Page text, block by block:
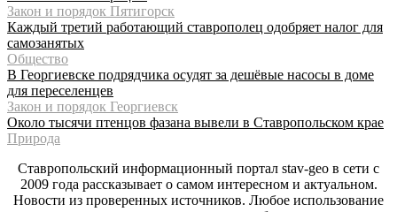
Закон и порядок Пятигорск
Каждый третий работающий ставрополец одобряет налог для
самозанятых
Общество
В Георгиевске подрядчика осудят за дешёвые насосы в доме
для переселенцев
Закон и порядок Георгиевск
Около тысячи птенцов фазана вывели в Ставропольском крае
Природа
Ставропольский информационный портал stav-geo в сети с
2009 года рассказывает о самом интересном и актуальном.
Новости из проверенных источников. Любое использование